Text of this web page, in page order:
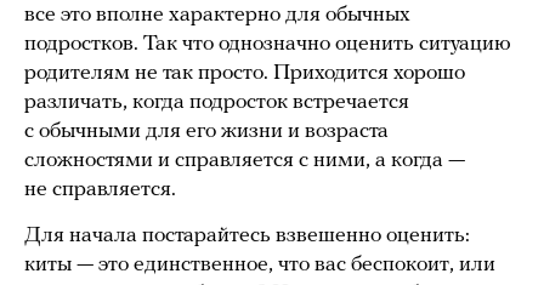
все это вполне характерно для обычных
подростков. Так что однозначно оценить ситуацию
родителям не так просто. Приходится хорошо
различать, когда подросток встречается
с обычными для его жизни и возраста
сложностями и справляется с ними, а когда —
не справляется.
Для начала постарайтесь взвешенно оценить:
киты — это единственное, что вас беспокоит, или